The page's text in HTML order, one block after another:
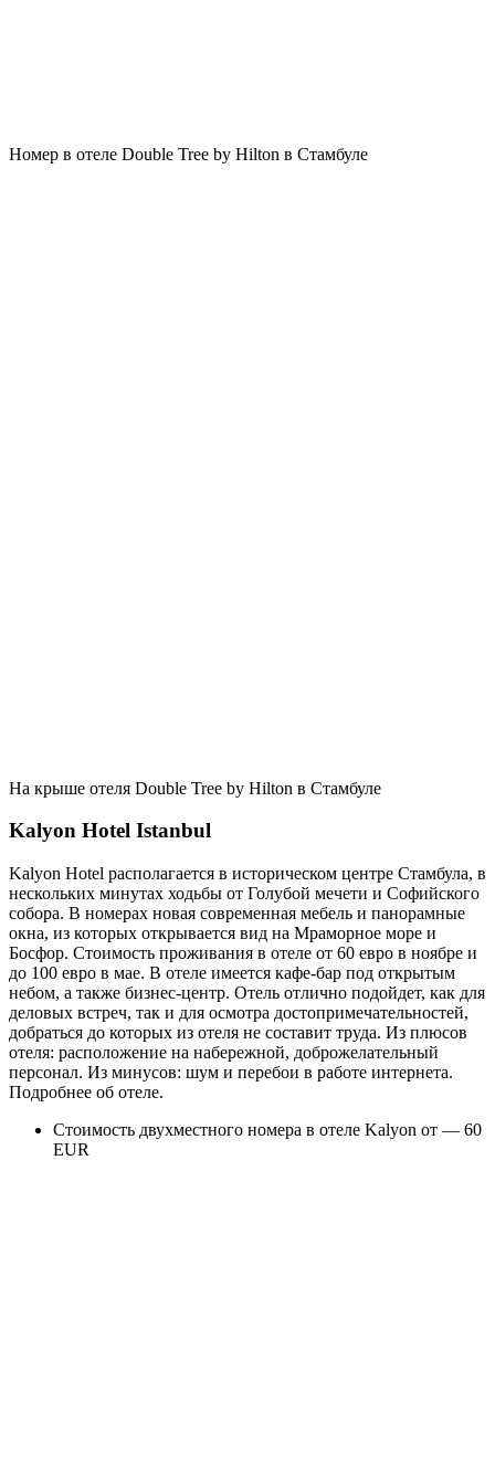
Номер в отеле Double Tree by Hilton в Стамбуле
На крыше отеля Double Tree by Hilton в Стамбуле
Kalyon Hotel Istanbul
Kalyon Hotel располагается в историческом центре Стамбула, в
нескольких минутах ходьбы от Голубой мечети и Софийского
собора. В номерах новая современная мебель и панорамные
окна, из которых открывается вид на Мраморное море и
Босфор. Стоимость проживания в отеле от 60 евро в ноябре и
до 100 евро в мае. В отеле имеется кафе-бар под открытым
небом, а также бизнес-центр. Отель отлично подойдет, как для
деловых встреч, так и для осмотра достопримечательностей,
добраться до которых из отеля не составит труда. Из плюсов
отеля: расположение на набережной, доброжелательный
персонал. Из минусов: шум и перебои в работе интернета.
Подробнее об отеле.
Стоимость двухместного номера в отеле Kalyon от — 60
EUR